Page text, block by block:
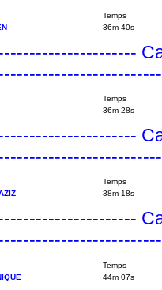
Temps
36m 40s
Temps
36m 28s
Temps
38m 18s
Temps
44m 07s